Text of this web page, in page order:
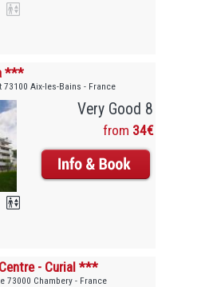
***
73100 Aix-les-Bains - France
Very Good 8
from 34€
- Curial ***
73000 Chambery - France